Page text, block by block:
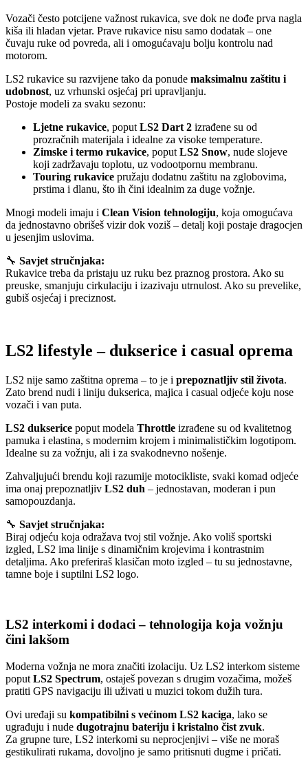
Vozači često potcijene važnost rukavica, sve dok ne dođe prva nagla
kiša ili hladan vjetar. Prave rukavice nisu samo dodatak – one
čuvaju ruke od povreda, ali i omogućavaju bolju kontrolu nad
motorom.
LS2 rukavice su razvijene tako da ponude maksimalnu zaštitu i
udobnost, uz vrhunski osjećaj pri upravljanju.
Postoje modeli za svaku sezonu:
Ljetne rukavice, poput LS2 Dart 2 izrađene su od
prozračnih materijala i idealne za visoke temperature.
Zimske i termo rukavice, poput LS2 Snow, nude slojeve
koji zadržavaju toplotu, uz vodootpornu membranu.
Touring rukavice pružaju dodatnu zaštitu na zglobovima,
prstima i dlanu, što ih čini idealnim za duge vožnje.
Mnogi modeli imaju i Clean Vision tehnologiju, koja omogućava
da jednostavno obrišeš vizir dok voziš – detalj koji postaje dragocjen
u jesenjim uslovima.
🔧 Savjet stručnjaka:
Rukavice treba da pristaju uz ruku bez praznog prostora. Ako su
preuske, smanjuju cirkulaciju i izazivaju utrnulost. Ako su prevelike,
gubiš osjećaj i preciznost.
LS2 lifestyle – dukserice i casual oprema
LS2 nije samo zaštitna oprema – to je i prepoznatljiv stil života.
Zato brend nudi i liniju dukserica, majica i casual odjeće koju nose
vozači i van puta.
LS2 dukserice poput modela Throttle izrađene su od kvalitetnog
pamuka i elastina, s modernim krojem i minimalističkim logotipom.
Idealne su za vožnju, ali i za svakodnevno nošenje.
Zahvaljujući brendu koji razumije motocikliste, svaki komad odjeće
ima onaj prepoznatljiv LS2 duh – jednostavan, moderan i pun
samopouzdanja.
🔧 Savjet stručnjaka:
Biraj odjeću koja odražava tvoj stil vožnje. Ako voliš sportski
izgled, LS2 ima linije s dinamičnim krojevima i kontrastnim
detaljima. Ako preferiraš klasičan moto izgled – tu su jednostavne,
tamne boje i suptilni LS2 logo.
LS2 interkomi i dodaci – tehnologija koja vožnju
čini lakšom
Moderna vožnja ne mora značiti izolaciju. Uz LS2 interkom sisteme
poput LS2 Spectrum, ostaješ povezan s drugim vozačima, možeš
pratiti GPS navigaciju ili uživati u muzici tokom dužih tura.
Ovi uređaji su kompatibilni s većinom LS2 kaciga, lako se
ugrađuju i nude dugotrajnu bateriju i kristalno čist zvuk.
Za grupne ture, LS2 interkomi su neprocjenjivi – više ne moraš
gestikulirati rukama, dovoljno je samo pritisnuti dugme i pričati.